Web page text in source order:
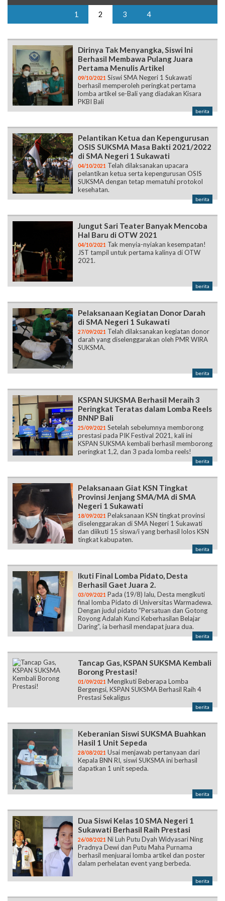
1 2 3 4
Dirinya Tak Menyangka, Siswi Ini
Berhasil Membawa Pulang Juara
Pertama Menulis Artikel
09/10/2021 Siswi SMA Negeri 1 Sukawati
berhasil memperoleh peringkat pertama
lomba artikel se-Bali yang diadakan Kisara
PKBI Bali
berita
Pelantikan Ketua dan Kepengurusan
OSIS SUKSMA Masa Bakti 2021/2022
di SMA Negeri 1 Sukawati
04/10/2021 Telah dilaksanakan upacara
pelantikan ketua serta kepengurusan OSIS
SUKSMA dengan tetap mematuhi protokol
kesehatan.
berita
Jungut Sari Teater Banyak Mencoba
Hal Baru di OTW 2021
04/10/2021 Tak menyia-nyiakan kesempatan!
JST tampil untuk pertama kalinya di OTW
2021.
berita
Pelaksanaan Kegiatan Donor Darah
di SMA Negeri 1 Sukawati
27/09/2021 Telah dilaksanakan kegiatan donor
darah yang diselenggarakan oleh PMR WIRA
SUKSMA.
berita
KSPAN SUKSMA Berhasil Meraih 3
Peringkat Teratas dalam Lomba Reels
BNNP Bali
25/09/2021 Setelah sebelumnya memborong
prestasi pada PIK Festival 2021, kali ini
KSPAN SUKSMA kembali berhasil memborong
peringkat 1,2, dan 3 pada lomba reels!
berita
Pelaksanaan Giat KSN Tingkat
Provinsi Jenjang SMA/MA di SMA
Negeri 1 Sukawati
18/09/2021 Pelaksanaan KSN tingkat provinsi
diselenggarakan di SMA Negeri 1 Sukawati
dan diikuti 15 siswa/i yang berhasil lolos KSN
tingkat kabupaten.
berita
Ikuti Final Lomba Pidato, Desta
Berhasil Gaet Juara 2.
03/09/2021 Pada (19/8) lalu, Desta mengikuti
final lomba Pidato di Universitas Warmadewa.
Dengan judul pidato ”Persatuan dan Gotong
Royong Adalah Kunci Keberhasilan Belajar
Daring”, ia berhasil mendapat juara dua.
berita
Tancap Gas, KSPAN SUKSMA Kembali
Borong Prestasi!
01/09/2021 Mengikuti Beberapa Lomba
Bergengsi, KSPAN SUKSMA Berhasil Raih 4
Prestasi Sekaligus
berita
Keberanian Siswi SUKSMA Buahkan
Hasil 1 Unit Sepeda
28/08/2021 Usai menjawab pertanyaan dari
Kepala BNN RI, siswi SUKSMA ini berhasil
dapatkan 1 unit sepeda.
berita
Dua Siswi Kelas 10 SMA Negeri 1
Sukawati Berhasil Raih Prestasi
26/08/2021 Ni Luh Putu Dyah Widyasari Ning
Pradnya Dewi dan Putu Maha Purnama
berhasil menjuarai lomba artikel dan poster
dalam perhelatan event yang berbeda.
berita